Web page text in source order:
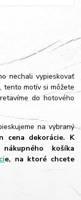
nechali vypieskovať
tento motív si môžete
do hotového
na vybraný
cena dekorácie. K
košíka
e, na ktoré chcete